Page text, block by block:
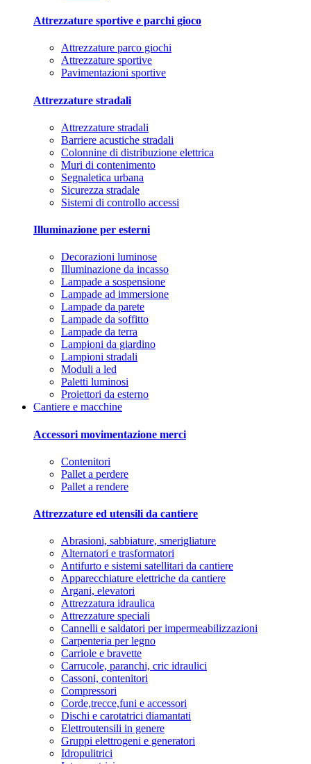
Attrezzature sportive e parchi gioco
Attrezzature parco giochi
Attrezzature sportive
Pavimentazioni sportive
Attrezzature stradali
Attrezzature stradali
Barriere acustiche stradali
Colonnine di distribuzione elettrica
Muri di contenimento
Segnaletica urbana
Sicurezza stradale
Sistemi di controllo accessi
Illuminazione per esterni
Decorazioni luminose
Illuminazione da incasso
Lampade a sospensione
Lampade ad immersione
Lampade da parete
Lampade da soffitto
Lampade da terra
Lampioni da giardino
Lampioni stradali
Moduli a led
Paletti luminosi
Proiettori da esterno
Cantiere e macchine
Accessori movimentazione merci
Contenitori
Pallet a perdere
Pallet a rendere
Attrezzature ed utensili da cantiere
Abrasioni, sabbiature, smerigliature
Alternatori e trasformatori
Antifurto e sistemi satellitari da cantiere
Apparecchiature elettriche da cantiere
Argani, elevatori
Attrezzatura idraulica
Attrezzature speciali
Cannelli e saldatori per impermeabilizzazioni
Carpenteria per legno
Carriole e bravette
Carrucole, paranchi, cric idraulici
Cassoni, contenitori
Compressori
Corde,trecce,funi e accessori
Dischi e carotatrici diamantati
Elettroutensili in genere
Gruppi elettrogeni e generatori
Idropulitrici